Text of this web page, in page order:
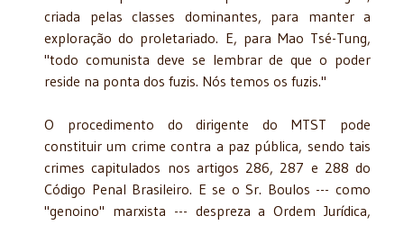
criada pelas classes dominantes, para manter a
exploração do proletariado. E, para Mao Tsé-Tung,
"todo comunista deve se lembrar de que o poder
reside na ponta dos fuzis. Nós temos os fuzis."
O procedimento do dirigente do MTST pode
constituir um crime contra a paz pública, sendo tais
crimes capitulados nos artigos 286, 287 e 288 do
Código Penal Brasileiro. E se o Sr. Boulos --- como
"genoino" marxista --- despreza a Ordem Jurídica,